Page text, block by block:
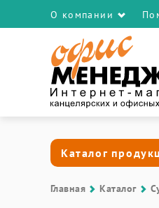
О компании
Каталог
Главная Каталог